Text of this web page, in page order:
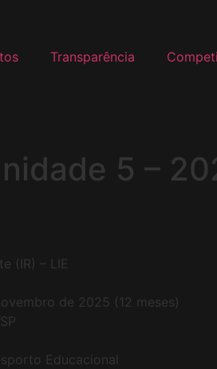
Transparência
5 –
(IR) – LIE
de 2025 (12 meses)
Educacional